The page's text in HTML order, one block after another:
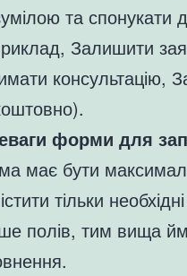
та спонукати
Залишити
консультацію,
форми для
має бути
тільки
полів, тим вища